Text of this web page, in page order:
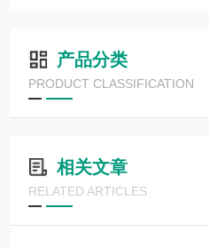
产品分类
PRODUCT CLASSIFICATION
相关文章
RELATED ARTICLES